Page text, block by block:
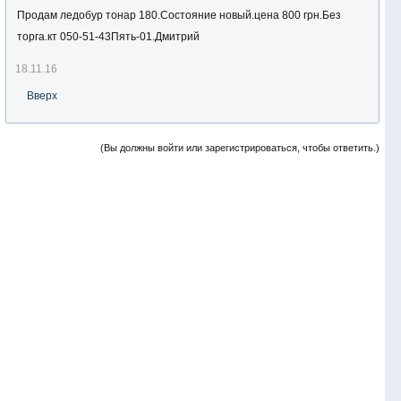
Продам ледобур тонар 180.Состояние новый.цена 800 грн.Без
торга.кт 050-51-43Пять-01.Дмитрий
18.11.16
Вверх
(Вы должны войти или зарегистрироваться, чтобы ответить.)